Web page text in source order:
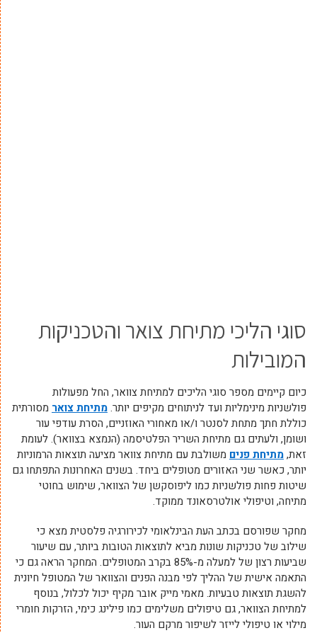
סוגי הליכי מתיחת צואר והטכניקות
המובילות
כיום קיימים מספר סוגי הליכים למתיחת צוואר, החל מפעולות
פולשניות מינימליות ועד לניתוחים מקיפים יותר.מתיחת צואר מסורתית
כוללת חתך מתחת לסנטר ו/או מאחורי האוזניים, הסרת עודפי עור
ושומן, ולעתים גם מתיחת השריר הפלטיסמה (הנמצא בצוואר). לעומת
זאת,מתיחת פנים משולבת עם מתיחת צוואר מציעה תוצאות הרמוניות
יותר, כאשר שני האזורים מטופלים ביחד. בשנים האחרונות התפתחו גם
שיטות פחות פולשניות כמו ליפוסקשן של הצוואר, שימוש בחוטי
מתיחה, וטיפולי אולטרסאונד ממוקד.
מחקר שפורסם בכתב העת הבינלאומי לכירורגיה פלסטית מצא כי
שילוב של טכניקות שונות מביא לתוצאות הטובות ביותר, עם שיעור
שביעות רצון של למעלה מ-85% בקרב המטופלים. המחקר הראה גם כי
התאמה אישית של ההליך לפי מבנה הפנים והצוואר של המטופל חיונית
להשגת תוצאות טבעיות. מאמי מייק אובר מקיף יכול לכלול, בנוסף
למתיחת הצוואר, גם טיפולים משלימים כמו פילינג כימי, הזרקות חומרי
מילוי או טיפולי לייזר לשיפור מרקם העור.